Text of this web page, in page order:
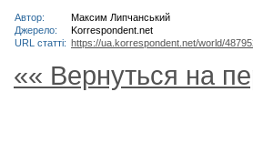
Автор:
Максим Липчанський
Джерело:
Korrespondent.net
URL статті: https://ua.korrespondent.net/world/
«« Вернуться на